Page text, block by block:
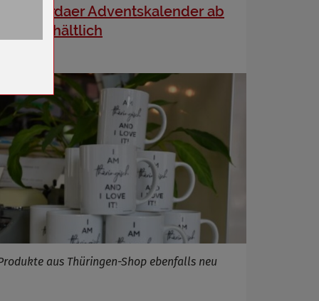
Sömmerdaer Adventskalender ab
sofort erhältlich
aus Thüringen-Shop ebenfalls neu